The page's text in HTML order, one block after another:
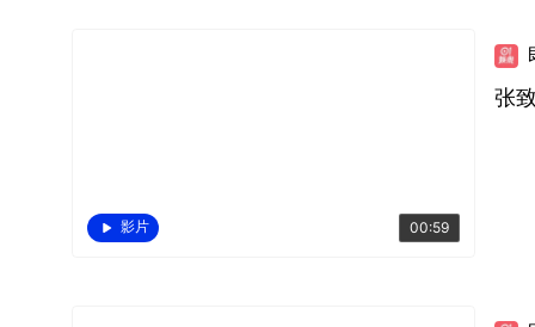
影片 00:59
张